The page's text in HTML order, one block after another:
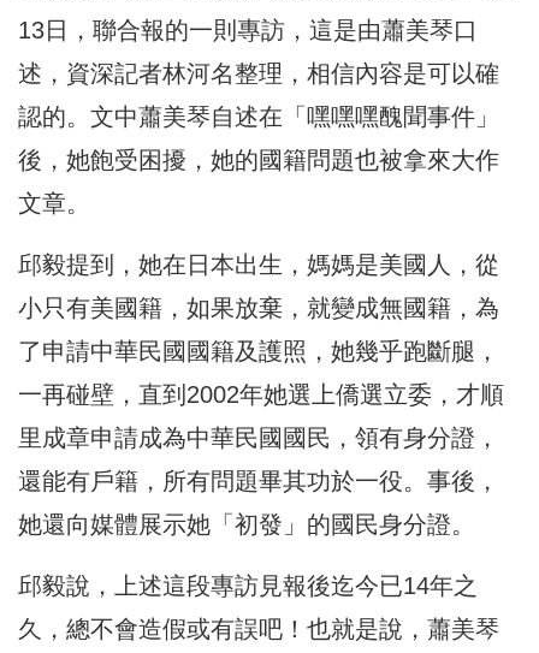
13日，聯合報的一則專訪，這是由蕭美琴口
述，資深記者林河名整理，相信內容是可以確
認的。文中蕭美琴自述在「嘿嘿嘿醜聞事件」
後，她飽受困擾，她的國籍問題也被拿來大作
文章。
邱毅提到，她在日本出生，媽媽是美國人，從
小只有美國籍，如果放棄，就變成無國籍，為
了申請中華民國國籍及護照，她幾乎跑斷腿，
一再碰壁，直到2002年她選上僑選立委，才順
里成章申請成為中華民國國民，領有身分證，
還能有戶籍，所有問題畢其功於一役。事後，
她還向媒體展示她「初發」的國民身分證。
邱毅說，上述這段專訪見報後迄今已14年之
久，總不會造假或有誤吧！也就是說，蕭美琴